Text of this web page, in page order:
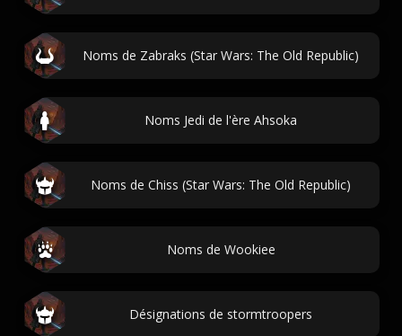
Noms de Zabraks (Star Wars: The Old Republic)
Noms Jedi de l'ère Ahsoka
Noms de Chiss (Star Wars: The Old Republic)
Noms de Wookiee
Désignations de stormtroopers